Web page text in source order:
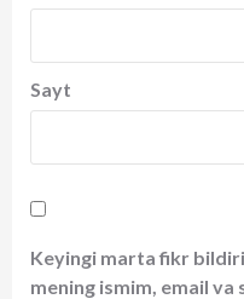
Sayt
Keyingi marta fikr
mening ismim, email